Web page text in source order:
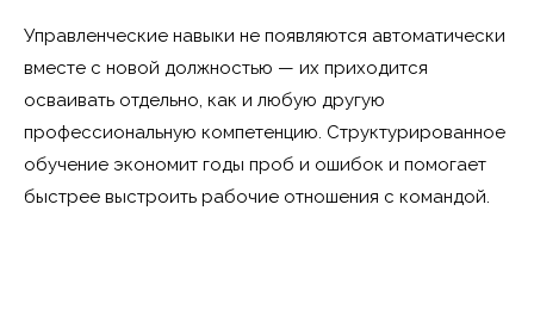
Управленческие навыки не появляются автоматически
вместе с новой должностью — их приходится
осваивать отдельно, как и любую другую
профессиональную компетенцию. Структурированное
обучение экономит годы проб и ошибок и помогает
быстрее выстроить рабочие отношения с командой.